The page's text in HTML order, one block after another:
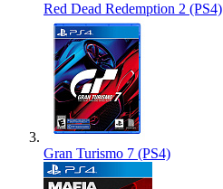
Red Dead Redemption 2 (PS4)
Gran Turismo 7 (PS4)